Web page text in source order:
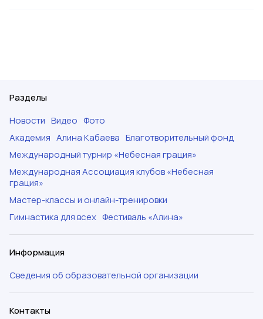
Разделы
Новости Видео Фото
Академия Алина Кабаева Благотворительный фонд
Международный турнир «Небесная грация»
Международная Ассоциация клубов «Небесная
грация»
Мастер-классы и онлайн-тренировки
Гимнастика для всех Фестиваль «Алина»
Информация
Сведения об образовательной организации
Контакты